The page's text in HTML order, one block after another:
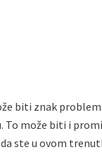
biti znak
To može biti i
ste u ovom